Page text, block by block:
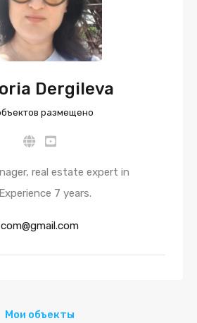
Dergileva
размещено
real estate expert in
7 years.
Мои объекты